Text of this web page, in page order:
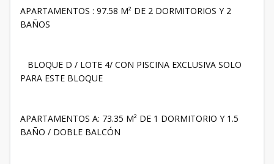
APARTAMENTOS : 97.58 M² DE 2 DORMITORIOS Y 2
BAÑOS
BLOQUE D / LOTE 4/ CON PISCINA EXCLUSIVA SOLO
PARA ESTE BLOQUE
APARTAMENTOS A: 73.35 M² DE 1 DORMITORIO Y 1.5
BAÑO / DOBLE BALCÓN